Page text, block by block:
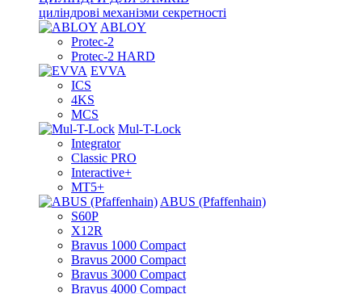
циліндрові механізми секретності
ABLOY
Protec-2
Protec-2 HARD
EVVA
ICS
4KS
MCS
Mul-T-Lock
Integrator
Classic PRO
Interactive+
MT5+
ABUS (Pfaffenhain)
S60P
X12R
Bravus 1000 Compact
Bravus 2000 Compact
Bravus 3000 Compact
Bravus 4000 Compact